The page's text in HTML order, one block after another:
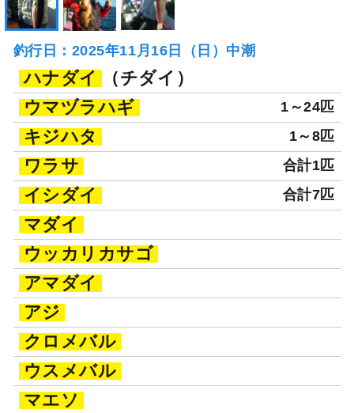
釣行日：2025年11月16日（日）中潮
ハナダイ
（チダイ）
ウマヅラハギ
1～24匹
キジハタ 1～8匹
ワラサ 合計1匹
イシダイ 合計7匹
マダイ
ウッカリカサゴ
アマダイ
アジ
クロメバル
ウスメバル
マエソ